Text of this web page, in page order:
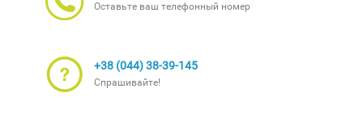
Оставьте ваш телефонный номер
+38 (044) 38-39-145
Спрашивайте!